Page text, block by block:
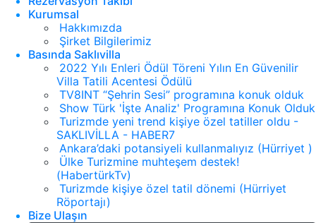
Kurumsal
Hakkımızda
Şirket Bilgilerimiz
Basında Saklıvilla
2022 Yılı Enleri Ödül Töreni Yılın En Güvenilir
Villa Tatili Acentesi Ödülü
TV8INT “Şehrin Sesi” programına konuk olduk
Show Türk 'İşte Analiz' Programına Konuk Olduk
Turizmde yeni trend kişiye özel tatiller oldu -
SAKLIVİLLA - HABER7
Ankara’daki potansiyeli kullanmalıyız (Hürriyet )
Ülke Turizmine muhteşem destek!
(HabertürkTv)
Turizmde kişiye özel tatil dönemi (Hürriyet
Röportajı)
Bize Ulaşın